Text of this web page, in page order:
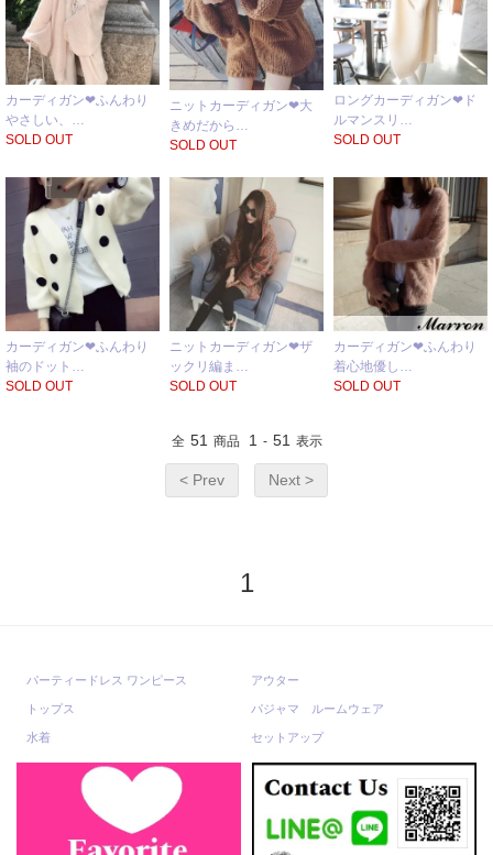
カーディガン❤ふんわり
やさしい、…
SOLD OUT
ニットカーディガン❤大
きめだから…
SOLD OUT
ロングカーディガン❤ド
ルマンスリ…
SOLD OUT
カーディガン❤ふんわり
袖のドット…
SOLD OUT
ニットカーディガン❤ザ
ックリ編ま…
SOLD OUT
カーディガン❤ふんわり
着心地優し…
SOLD OUT
全 51 商品 1 - 51 表示
< Prev Next >
1
パーティードレス ワンピース アウター
トップス パジャマ ルームウェア
水着 セットアップ